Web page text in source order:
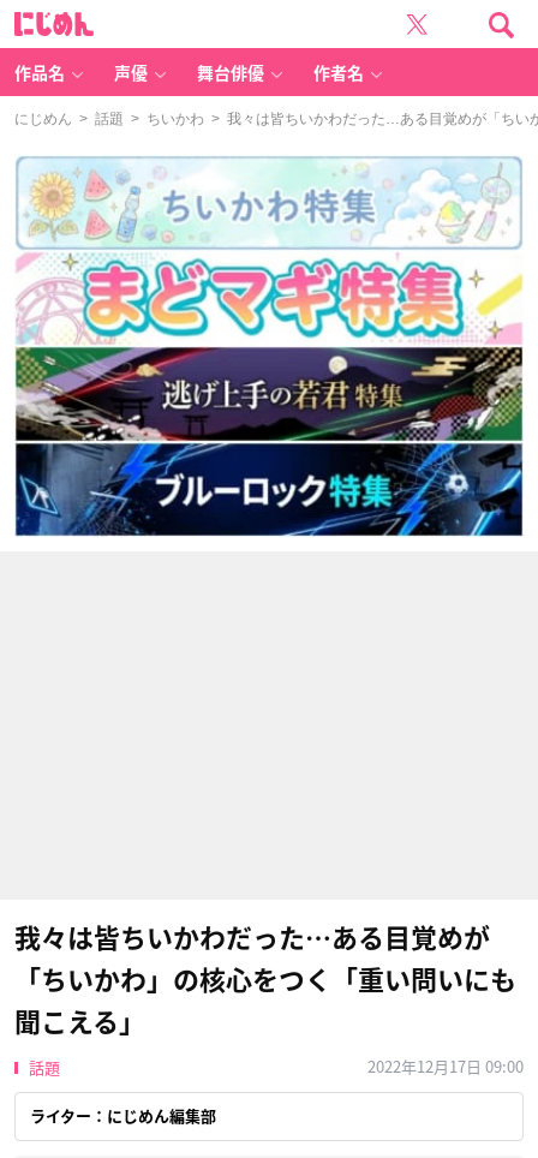
作品名 声優 舞台俳優 作者名
にじめん > 話題 > ちいかわ > 我々は皆ちいかわだった…ある目覚めが「ちい
我々は皆ちいかわだった…ある目覚めが
「ちいかわ」の核心をつく「重い問いにも
聞こえる」
話題 2022年12月17日 09:00
ライター：にじめん編集部